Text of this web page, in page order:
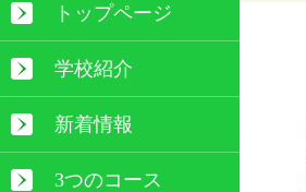
トップページ
学校紹介
新着情報
3つのコース